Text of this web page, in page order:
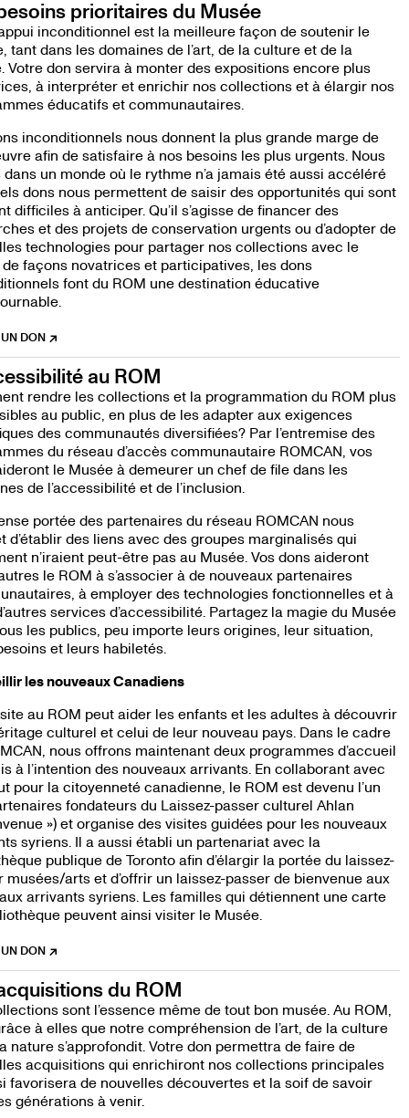
prioritaires du Musée
inconditionnel est la meilleure façon de soutenir le
tant dans les domaines de l’art, de la culture et de la
Votre don servira à monter des expositions encore plus
à interpréter et enrichir nos collections et à élargir nos
éducatifs et communautaires.
inconditionnels nous donnent la plus grande marge de
afin de satisfaire à nos besoins les plus urgents. Nous
dans un monde où le rythme n’a jamais été aussi accéléré
dons nous permettent de saisir des opportunités qui sont
difficiles à anticiper. Qu’il s’agisse de financer des
et des projets de conservation urgents ou d’adopter de
technologies pour partager nos collections avec le
façons novatrices et participatives, les dons
font du ROM une destination éducative
DON
au ROM
rendre les collections et la programmation du ROM plus
au public, en plus de les adapter aux exigences
des communautés diversifiées? Par l’entremise des
du réseau d’accès communautaire ROMCAN, vos
le Musée à demeurer un chef de file dans les
de l’accessibilité et de l’inclusion.
portée des partenaires du réseau ROMCAN nous
d’établir des liens avec des groupes marginalisés qui
n’iraient peut-être pas au Musée. Vos dons aideront
le ROM à s’associer à de nouveaux partenaires
à employer des technologies fonctionnelles et à
services d’accessibilité. Partagez la magie du Musée
les publics, peu importe leurs origines, leur situation,
et leurs habiletés.
les nouveaux Canadiens
au ROM peut aider les enfants et les adultes à découvrir
culturel et celui de leur nouveau pays. Dans le cadre
nous offrons maintenant deux programmes d’accueil
à l’intention des nouveaux arrivants. En collaborant avec
pour la citoyenneté canadienne, le ROM est devenu l’un
fondateurs du Laissez-passer culturel Ahlan
») et organise des visites guidées pour les nouveaux
syriens. Il a aussi établi un partenariat avec la
publique de Toronto afin d’élargir la portée du laissez-
musées/arts et d’offrir un laissez-passer de bienvenue aux
arrivants syriens. Les familles qui détiennent une carte
peuvent ainsi visiter le Musée.
DON
du ROM
sont l’essence même de tout bon musée. Au ROM,
à elles que notre compréhension de l’art, de la culture
nature s’approfondit. Votre don permettra de faire de
acquisitions qui enrichiront nos collections principales
favorisera de nouvelles découvertes et la soif de savoir
générations à venir.